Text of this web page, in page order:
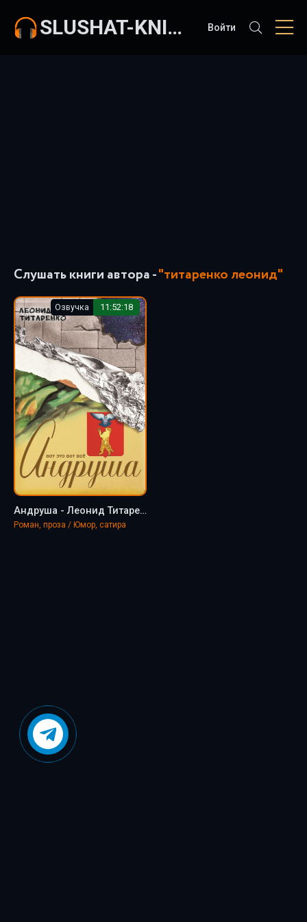
SLUSHAT-KNIGI.COM Войти
Слушать книги автора -"титаренко леонид"
Озвучка 11:52:18
Андруша - Леонид Титаренко
Роман, проза / Юмор, сатира